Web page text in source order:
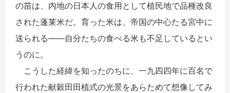
の苗は、内地の日本人の食用として植民地で品種改良
された蓬莱米だ。育った米は、帝国の中心たる宮中に
送られる――自分たちの食べる米も不足しているとい
うのに。
こうした経緯を知ったのちに、一九四四年に百名で
行われた献穀田田植式の光景をあらためて想像してみ